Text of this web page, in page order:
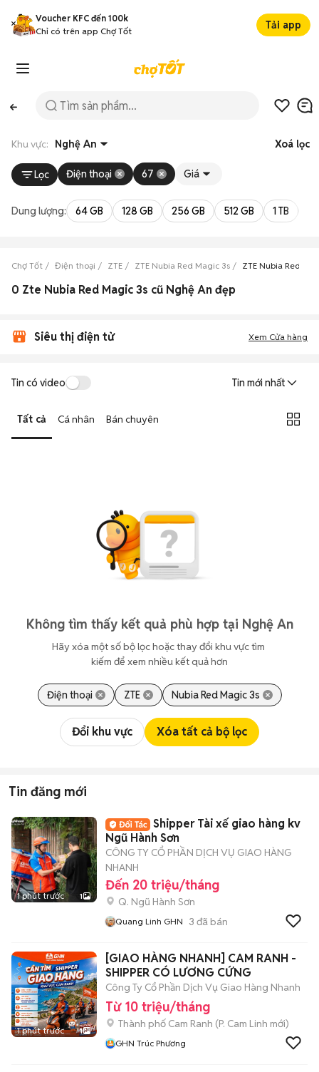
Voucher KFC đến 100k
Chỉ có trên app Chợ Tốt
Tải app
Khu vực: Nghệ An Xoá lọc
Lọc Điện thoại 67 Giá
Dung lượng: 64 GB 128 GB 256 GB 512 GB 1 TB
Chợ Tốt Điện thoại ZTE ZTE Nubia Red Magic 3s ZTE Nubia Red
0 Zte Nubia Red Magic 3s cũ Nghệ An đẹp
Siêu thị điện tử Xem Cửa hàng
Tin có video Tin mới nhất
Tất cả Cá nhân Bán chuyên
Không tìm thấy kết quả phù hợp tại Nghệ An
Hãy xóa một số bộ lọc hoặc thay đổi khu vực tìm
kiếm để xem nhiều kết quả hơn
Điện thoại ZTE Nubia Red Magic 3s
Đổi khu vực Xóa tất cả bộ lọc
Tin đăng mới
1 phút trước 1
Shipper Tài xế giao hàng kv
Ngũ Hành Sơn
CÔNG TY CỔ PHẦN DỊCH VỤ GIAO HÀNG
NHANH
Đến 20 triệu/tháng
Q. Ngũ Hành Sơn
Quang Linh GHN 3 đã bán
1 phút trước 1
[GIAO HÀNG NHANH] CAM RANH -
SHIPPER CÓ LƯƠNG CỨNG
Công Ty Cổ Phần Dịch Vụ Giao Hàng Nhanh
Từ 10 triệu/tháng
Thành phố Cam Ranh (P. Cam Linh mới)
GHN Trúc Phương